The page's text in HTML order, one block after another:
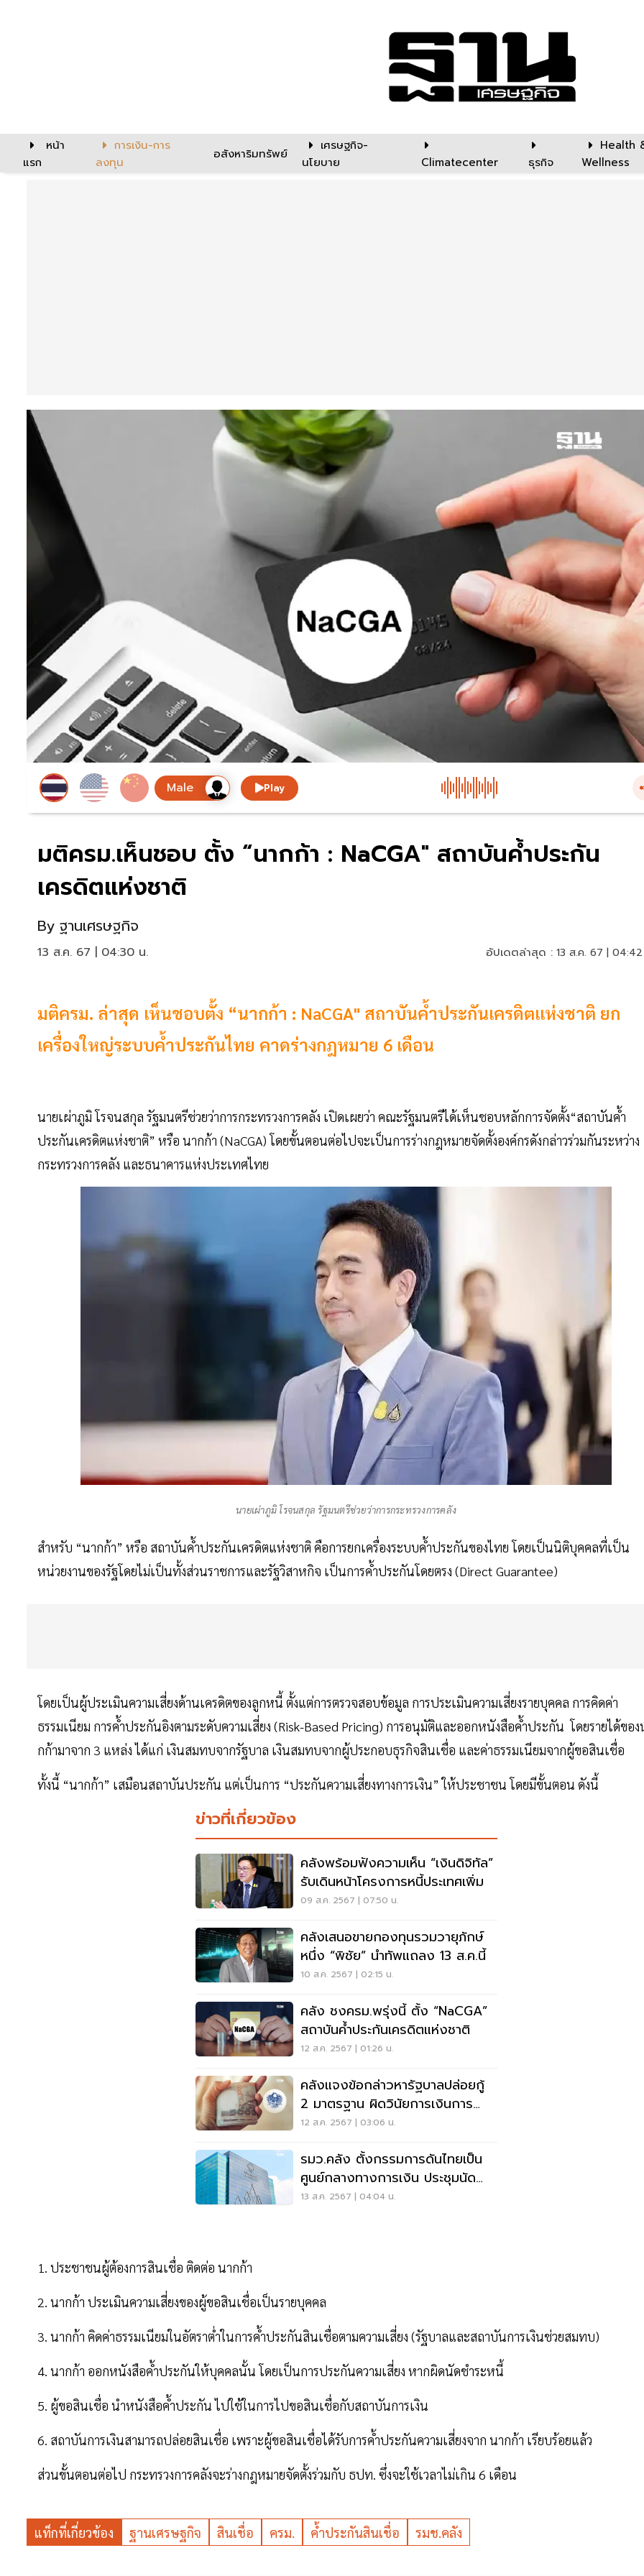
หน้า
แรก
การเงิน-การ
ลงทุน
อสังหาริมทรัพย์
เศรษฐกิจ-
นโยบาย
Climatecenter ธุรกิจ
Health
Wellness
Play
มติครม.เห็นชอบ ตั้ง “นากก้า : NaCGA" สถาบันค้ำประกัน
เครดิตแห่งชาติ
By ฐานเศรษฐกิจ
13 ส.ค. 67 | 04:30 น. อัปเดตล่าสุด : 13 ส.ค. 67 |
มติครม. ล่าสุด เห็นชอบตั้ง “นากก้า : NaCGA" สถาบันค้ำประกันเครดิตแห่งชาติ ยก
เครื่องใหญ่ระบบค้ำประกันไทย คาดร่างกฎหมาย 6 เดือน
นายเผ่าภูมิ โรจนสกุล รัฐมนตรีช่วยว่าการกระทรวงการคลัง เปิดเผยว่า คณะรัฐมนตรีได้เห็นชอบหลักการจัดตั้ง“สถาบันค้ำ
ประกันเครดิตแห่งชาติ” หรือ นากก้า (NaCGA) โดยขั้นตอนต่อไปจะเป็นการร่างกฎหมายจัดตั้งองค์กรดังกล่าวร่วมกันระหว่าง
กระทรวงการคลัง และธนาคารแห่งประเทศไทย
นายเผ่าภูมิ โรจนสกุล รัฐมนตรีช่วยว่าการกระทรวงการคลัง
สำหรับ “นากก้า” หรือ สถาบันค้ำประกันเครดิตแห่งชาติ คือการยกเครื่องระบบค้ำประกันของไทย โดยเป็นนิติบุคคลที่เป็น
หน่วยงานของรัฐโดยไม่เป็นทั้งส่วนราชการและรัฐวิสาหกิจ เป็นการค้ำประกันโดยตรง (Direct Guarantee)
โดยเป็นผู้ประเมินความเสี่ยงด้านเครดิตของลูกหนี้ ตั้งแต่การตรวจสอบข้อมูล การประเมินความเสี่ยงรายบุคคล การคิดค่า
ธรรมเนียม การค้ำประกันอิงตามระดับความเสี่ยง (Risk-Based Pricing) การอนุมัติและออกหนังสือค้ำประกัน โดยรายได้ของ
กก้ามาจาก 3 แหล่ง ได้แก่ เงินสมทบจากรัฐบาล เงินสมทบจากผู้ประกอบธุรกิจสินเชื่อ และค่าธรรมเนียมจากผู้ขอสินเชื่อ
ทั้งนี้ “นากก้า” เสมือนสถาบันประกัน แต่เป็นการ “ประกันความเสี่ยงทางการเงิน” ให้ประชาชน โดยมีขั้นตอน ดังนี้
ข่าวที่เกี่ยวข้อง
คลังพร้อมฟังความเห็น “เงินดิจิทัล”
รับเดินหน้าโครงการหนี้ประเทศเพิ่ม
09 ส.ค. 2567 | 07:50 น.
คลังเสนอขายกองทุนรวมวายุภักษ์
หนึ่ง “พิชัย” นำทัพแถลง 13 ส.ค.นี้
10 ส.ค. 2567 | 02:15 น.
คลัง ชงครม.พรุ่งนี้ ตั้ง “NaCGA”
สถาบันค้ำประกันเครดิตแห่งชาติ
12 ส.ค. 2567 | 01:26 น.
คลังแจงข้อกล่าวหารัฐบาลปล่อยกู้
2 มาตรฐาน ผิดวินัยการเงินการ
คลัง
12 ส.ค. 2567 | 03:06 น.
รมว.คลัง ตั้งกรรมการดันไทยเป็น
ศูนย์กลางทางการเงิน ประชุมนัด
แรกสัปดาห์นี้
13 ส.ค. 2567 | 04:04 น.
1. ประชาชนผู้ต้องการสินเชื่อ ติดต่อ นากก้า
2. นากก้า ประเมินความเสี่ยงของผู้ขอสินเชื่อเป็นรายบุคคล
3. นากก้า คิดค่าธรรมเนียมในอัตราต่ำในการค้ำประกันสินเชื่อตามความเสี่ยง (รัฐบาลและสถาบันการเงินช่วยสมทบ)
4. นากก้า ออกหนังสือค้ำประกันให้บุคคลนั้น โดยเป็นการประกันความเสี่ยง หากผิดนัดชำระหนี้
5. ผู้ขอสินเชื่อ นำหนังสือค้ำประกัน ไปใช้ในการไปขอสินเชื่อกับสถาบันการเงิน
6. สถาบันการเงินสามารถปล่อยสินเชื่อ เพราะผู้ขอสินเชื่อได้รับการค้ำประกันความเสี่ยงจาก นากก้า เรียบร้อยแล้ว
ส่วนขั้นตอนต่อไป กระทรวงการคลังจะร่างกฎหมายจัดตั้งร่วมกับ ธปท. ซึ่งจะใช้เวลาไม่เกิน 6 เดือน
แท็กที่เกี่ยวข้อง ฐานเศรษฐกิจ สินเชื่อ ครม. ค้ำประกันสินเชื่อ รมช.คลัง